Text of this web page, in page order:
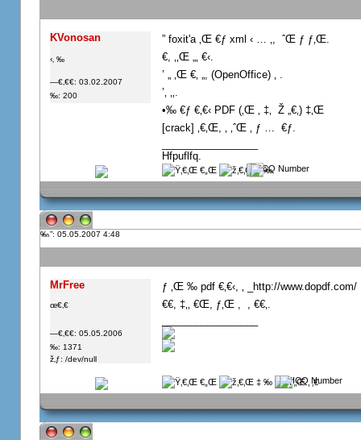
KVonosan
‹‚ ‰
—€‚€€: 03.02.2007
‰: 200
” foxit'a ‚Œ €ƒ xml ‹ … ‚,  ˆŒ ƒ ƒ‚Œ.
€, ‚‚Œ „‚ €‹.
’ „ ‚Œ €‚ „, (OpenOffice) ‚ .
’‚ ‚‚.
•‰ €ƒ €‚€‹ PDF (‚Œ ‚ ‡‚  Ž „€‚) ‡‚Œ
[crack] ‚€‚Œ, ‚ ‚ˆŒ ‚ ƒ …  €ƒ.
Hfpuflfq.
”: 05.05.2007 4:48
MrFree
œ€‚€
—€‚€€: 05.05.2006
‰: 1371
ž‚ƒ: /dev/null
ƒ ‚Œ ‰ pdf €‚€‹, ‚
_http://www.dopdf.com/
€€, ‡‚‚ €Œ, ƒ‚Œ ,  , €€‚.